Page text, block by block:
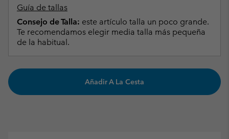
Guía de tallas
Consejo de Talla: este artículo talla un poco grande.
Te recomendamos elegir media talla más pequeña
de la habitual.
Añadir A La Cesta